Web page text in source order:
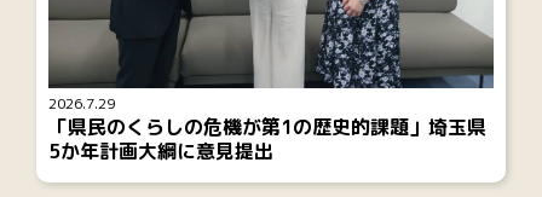
2026.7.29
「県民のくらしの危機が第1の歴史的課題」埼玉県
5か年計画大綱に意見提出